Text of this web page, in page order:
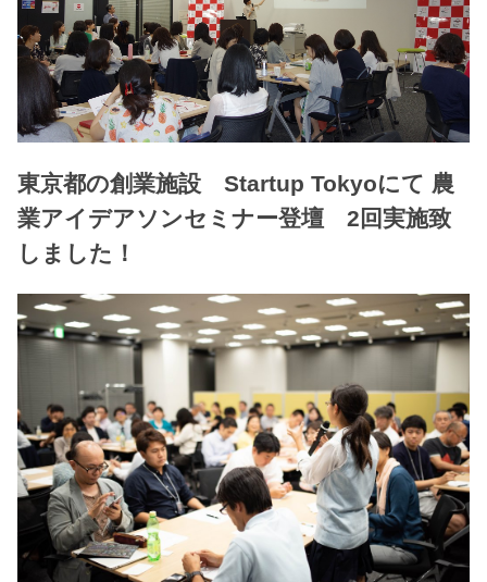
東京都の創業施設 Startup Tokyoにて 農
業アイデアソンセミナー登壇 2回実施致
しました！